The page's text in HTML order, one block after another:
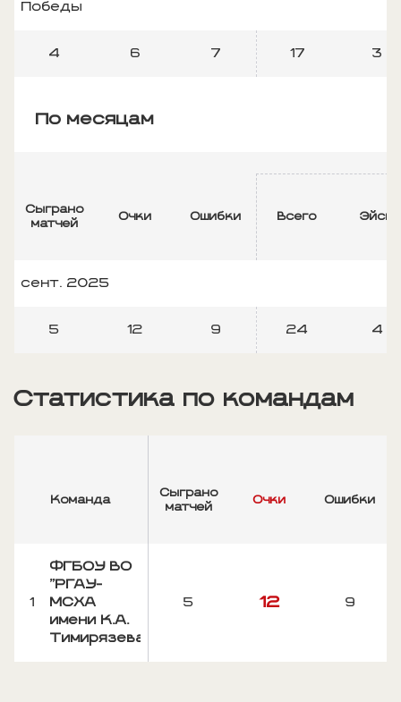
Победы
4 6 7 17 3
По месяцам
Сыграно
матчей
Очки Ошибки Всего Эйсы
сент. 2025
5 12 9 24 4
Статистика по командам
Команда
Сыграно
матчей
Очки Ошибки
1
ФГБОУ ВО
"РГАУ-
МСХА
имени К.А.
Тимирязева"
5 12 9